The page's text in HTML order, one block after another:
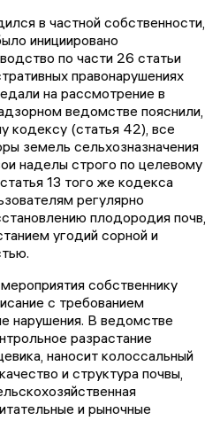
в частной собственности,
инициировано
по части 26 статьи
правонарушениях
на рассмотрение в
ведомстве пояснили,
кодексу (статья 42), все
земель сельхозназначения
наделы строго по целевому
13 того же кодекса
регулярно
плодородия почв,
угодий сорной и
собственнику
с требованием
нарушения. В ведомстве
разрастание
наносит колоссальный
и структура почвы,
и рыночные